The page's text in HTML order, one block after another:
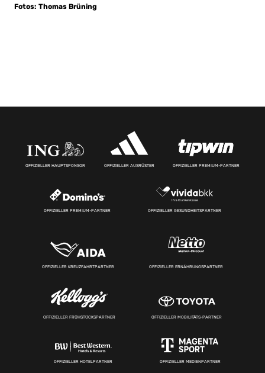
Fotos: Thomas Brüning
OFFIZIELLER HAUPTSPONSOR OFFIZIELLER AUSRÜSTER OFFIZIELLER PREMIUM-PARTNER
OFFIZIELLER PREMIUM-PARTNER OFFIZIELLER GESUNDHEITSPARTNER
OFFIZIELLER KREUZFAHRTPARTNER OFFIZIELLER ERNÄHRUNGSPARTNER
OFFIZIELLER FRÜHSTÜCKSPARTNER OFFIZIELLER MOBILITÄTS-PARTNER
OFFIZIELLER HOTELPARTNER OFFIZIELLER MEDIENPARTNER